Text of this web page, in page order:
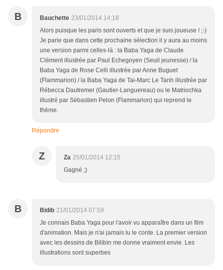
B Bauchette 23/01/2014 14:18
Alors puisque les paris sont ouverts et que je suis joueuse ! ;-)
Je parie que dans cette prochaine sélection il y aura au moins
une version parmi celles-là : la Baba Yaga de Claude
Clément illustrée par Paul Echegoyen (Seuil jeunesse) / la
Baba Yaga de Rose Celli illustrée par Anne Buguet
(Flammarion) / la Baba Yaga de Tai-Marc Le Tanh illustrée par
Rébecca Dautremer (Gautier-Languereau) ou le Matriochka
illustré par Sébastien Pelon (Flammarion) qui reprend le
thème.
Répondre
Z Za 25/01/2014 12:15
Gagné ;)
B Bidib 21/01/2014 07:59
Je connais Baba Yaga pour l'avoir vu apparaître dans un film
d'animation. Mais je n'ai jamais lu le conte. La premier version
avec les dessins de Bilibin me donne vraiment envie. Les
illustrations sont superbes